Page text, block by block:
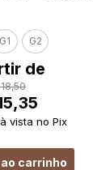
G1 G2
de
à vista no Pix
carrinho